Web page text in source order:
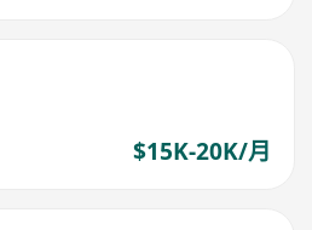
$15K-20K/月